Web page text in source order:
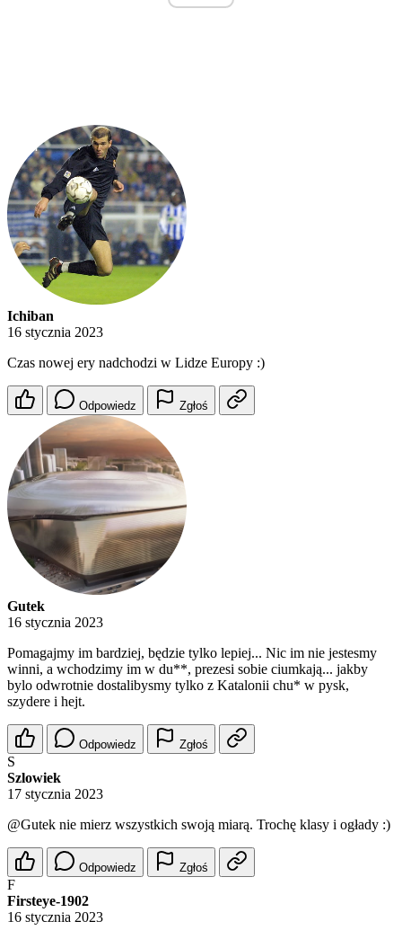
Ichiban
16 stycznia 2023
Czas nowej ery nadchodzi w Lidze Europy :)
Odpowiedz Zgłoś
Gutek
16 stycznia 2023
Pomagajmy im bardziej, będzie tylko lepiej... Nic im nie jestesmy
winni, a wchodzimy im w du**, prezesi sobie ciumkają... jakby
bylo odwrotnie dostalibysmy tylko z Katalonii chu* w pysk,
szydere i hejt.
Odpowiedz Zgłoś
S
Szlowiek
17 stycznia 2023
@Gutek nie mierz wszystkich swoją miarą. Trochę klasy i ogłady :)
Odpowiedz Zgłoś
F
Firsteye-1902
16 stycznia 2023